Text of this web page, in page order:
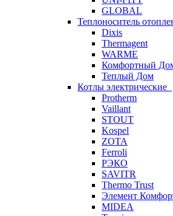
GLOBAL
Теплоноситель
Dixis
Thermagent
WARME
Комфортный
Теплый Дом
Котлы электрические
Protherm
Vaillant
STOUT
Kospel
ZOTA
Ferroli
РЭКО
SAVITR
Thermo Trust
Элемент
MIDEA